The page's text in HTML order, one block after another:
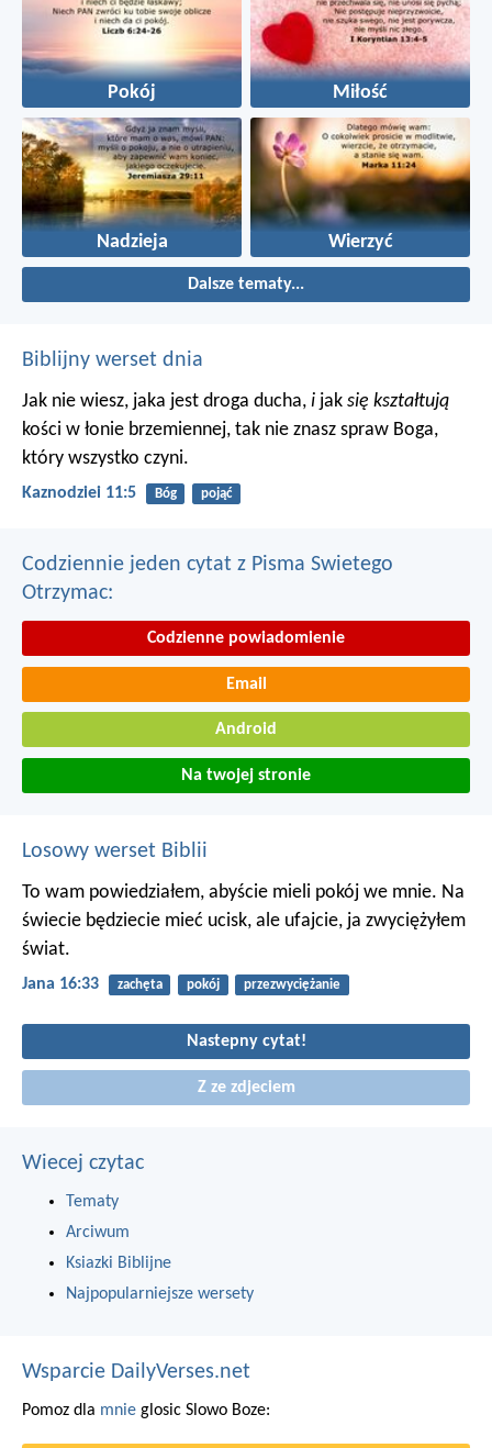
Pokój Miłość
Nadzieja Wierzyć
Dalsze tematy...
Biblijny werset dnia
Jak nie wiesz, jaka jest droga ducha, i jak się kształtują
kości w łonie brzemiennej, tak nie znasz spraw Boga,
który wszystko czyni.
Kaznodziei 11:5 Bóg pojąć
Codziennie jeden cytat z Pisma Swietego
Otrzymac:
Codzienne powiadomienie
Email
Android
Na twojej stronie
Losowy werset Biblii
To wam powiedziałem, abyście mieli pokój we mnie. Na
świecie będziecie mieć ucisk, ale ufajcie, ja zwyciężyłem
świat.
Jana 16:33 zachęta pokój przezwyciężanie
Nastepny cytat!
Z ze zdjeciem
Wiecej czytac
Tematy
Arciwum
Ksiazki Biblijne
Najpopularniejsze wersety
Wsparcie DailyVerses.net
Pomoz dla mnie glosic Slowo Boze: